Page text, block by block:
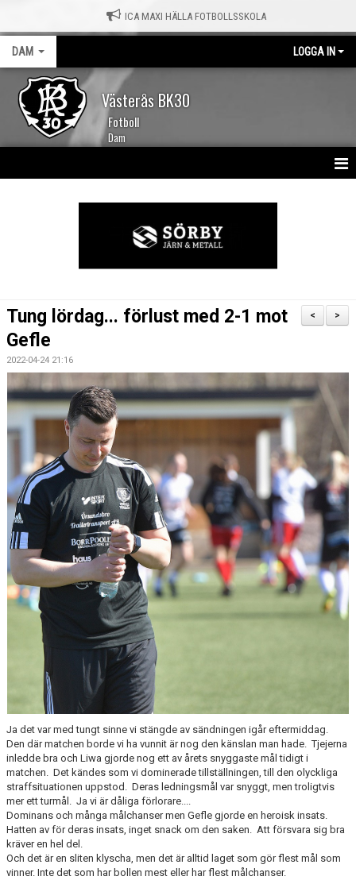
ICA MAXI HÄLLA FOTBOLLSSKOLA
DAM LOGGA IN
Västerås BK30
Fotboll
Dam
MATCHER
KONTAKT
>
<
Tung lördag... förlust med 2-1 mot
Gefle
2022-04-24 21:16
Ja det var med tungt sinne vi stängde av sändningen igår eftermiddag.
Den där matchen borde vi ha vunnit är nog den känslan man hade. Tjejerna
inledde bra och Liwa gjorde nog ett av årets snyggaste mål tidigt i
matchen. Det kändes som vi dominerade tillställningen, till den olyckliga
straffsituationen uppstod. Deras ledningsmål var snyggt, men troligtvis
mer ett turmål. Ja vi är dåliga förlorare....
Dominans och många målchanser men Gefle gjorde en heroisk insats.
Hatten av för deras insats, inget snack om den saken. Att försvara sig bra
kräver en hel del.
Och det är en sliten klyscha, men det är alltid laget som gör flest mål som
vinner. Inte det som har bollen mest eller har flest målchanser.